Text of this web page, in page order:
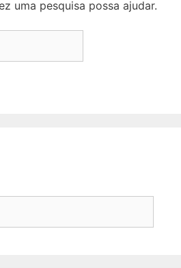
uma pesquisa possa ajudar.